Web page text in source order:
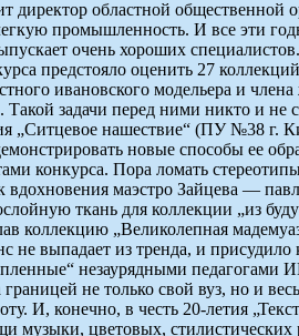
директор областной
промышленность. И все эти
очень хороших
предстояло оценить 27
ивановского модельера и
задачи перед ними никто и не
„Ситцевое нашествие“ (ПУ №38 г.
новые способы ее
конкурса. Пора ломать
маэстро Зайцева —
ткань для коллекции „из
коллекцию „Великолепная
выпадает из тренда, и присудило
незаурядными педагогами
не только свой вуз, но и
И, конечно, в честь 20-летия
музыки, цветовых,